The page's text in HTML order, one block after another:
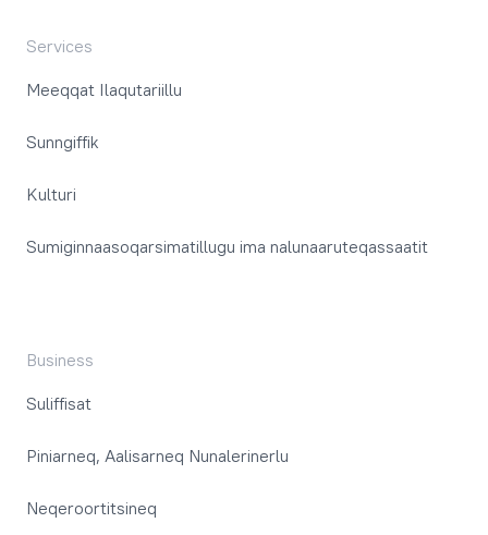
Services
Meeqqat Ilaqutariillu
Sunngiffik
Kulturi
Sumiginnaasoqarsimatillugu ima nalunaaruteqassaatit
Business
Suliffisat
Piniarneq, Aalisarneq Nunalerinerlu
Neqeroortitsineq